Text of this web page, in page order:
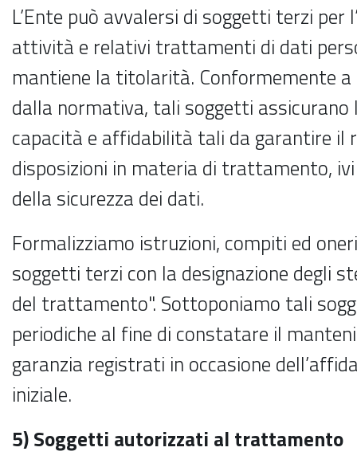
L’Ente può avvalersi di soggetti terzi per
attività e relativi trattamenti di dati
mantiene la titolarità. Conformemente
dalla normativa, tali soggetti assicurano
capacità e affidabilità tali da garantire il
disposizioni in materia di trattamento,
della sicurezza dei dati.
Formalizziamo istruzioni, compiti ed
soggetti terzi con la designazione degli
del trattamento". Sottoponiamo tali
periodiche al fine di constatare il
garanzia registrati in occasione
iniziale.
5) Soggetti autorizzati al trattamento